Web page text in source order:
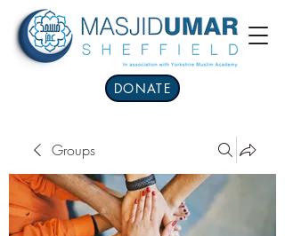
DONATE
Groups